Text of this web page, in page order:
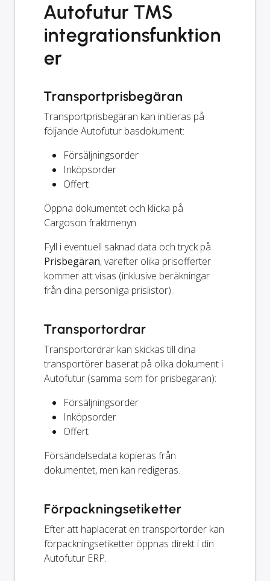
Autofutur TMS
integrationsfunktion
er
Transportprisbegäran
Transportprisbegäran kan initieras på
följande Autofutur basdokument:
Försäljningsorder
Inköpsorder
Offert
Öppna dokumentet och klicka på
Cargoson fraktmenyn.
Fyll i eventuell saknad data och tryck på
Prisbegäran, varefter olika prisofferter
kommer att visas (inklusive beräkningar
från dina personliga prislistor).
Transportordrar
Transportordrar kan skickas till dina
transportörer baserat på olika dokument i
Autofutur (samma som för prisbegäran):
Försäljningsorder
Inköpsorder
Offert
Försändelsedata kopieras från
dokumentet, men kan redigeras.
Förpackningsetiketter
Efter att haplacerat en transportorder kan
förpackningsetiketter öppnas direkt i din
Autofutur ERP.